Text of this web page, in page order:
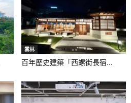
雲林
百年歷史建築「西螺街長宿...